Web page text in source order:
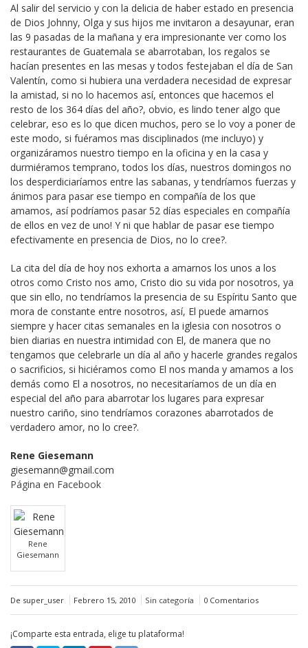
Al salir del servicio y con la delicia de haber estado en presencia
de Dios Johnny, Olga y sus hijos me invitaron a desayunar, eran
las 9 pasadas de la mañana y era impresionante ver como los
restaurantes de Guatemala se abarrotaban, los regalos se
hacían presentes en las mesas y todos festejaban el día de San
Valentín, como si hubiera una verdadera necesidad de expresar
la amistad, si no lo hacemos así, entonces que hacemos el
resto de los 364 días del año?, obvio, es lindo tener algo que
celebrar, eso es lo que dicen muchos, pero se lo voy a poner de
este modo, si fuéramos mas disciplinados (me incluyo) y
organizáramos nuestro tiempo en la oficina y en la casa y
durmiéramos temprano, todos los días, nuestros domingos no
los desperdiciaríamos entre las sabanas, y tendríamos fuerzas y
ánimos para pasar ese tiempo en compañía de los que
amamos, así podríamos pasar 52 días especiales en compañía
de ellos en vez de uno! Y ni que hablar de pasar ese tiempo
efectivamente en presencia de Dios, no lo cree?.
La cita del día de hoy nos exhorta a amarnos los unos a los
otros como Cristo nos amo, Cristo dio su vida por nosotros, ya
que sin ello, no tendríamos la presencia de su Espíritu Santo que
mora de constante entre nosotros, así, El puede amarnos
siempre y hacer citas semanales en la iglesia con nosotros o
bien diarias en nuestra intimidad con El, de manera que no
tengamos que celebrarle un día al año y hacerle grandes regalos
o sacrificios, si hiciéramos como El nos manda y amamos a los
demás como El a nosotros, no necesitaríamos de un día en
especial del año para abarrotar los lugares para expresar
nuestro cariño, sino tendríamos corazones abarrotados de
verdadero amor, no lo cree?.
Rene Giesemann
giesemann@gmail.com
Página en Facebook
Rene
Giesemann
De super_user Febrero 15, 2010 Sin categoría 0 Comentarios
¡Comparte esta entrada, elige tu plataforma!